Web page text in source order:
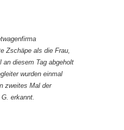
Zschäpe als die Frau,
an diesem Tag abgeholt
wurden einmal
zweites Mal der
erkannt.